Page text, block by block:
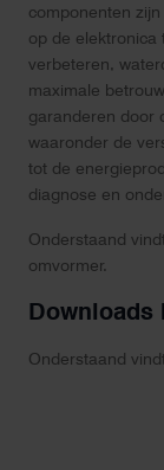
componenten
op de elektronica
verbeteren,
maximale
garanderen door
waaronder de
tot de
diagnose en
Onderstaand
omvormer.
Downloads
Onderstaand